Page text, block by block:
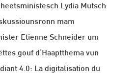
Lydia Mutsch
mam
Etienne Schneider um
gouf d‘Haaptthema vun
4.0: La digitalisation du